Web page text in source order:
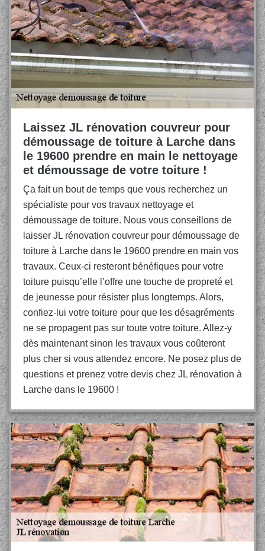
Laissez JL rénovation couvreur pour
démoussage de toiture à Larche dans
le 19600 prendre en main le nettoyage
et démoussage de votre toiture !
Ça fait un bout de temps que vous recherchez un
spécialiste pour vos travaux nettoyage et
démoussage de toiture. Nous vous conseillons de
laisser JL rénovation couvreur pour démoussage de
toiture à Larche dans le 19600 prendre en main vos
travaux. Ceux-ci resteront bénéfiques pour votre
toiture puisqu’elle l’offre une touche de propreté et
de jeunesse pour résister plus longtemps. Alors,
confiez-lui votre toiture pour que les désagréments
ne se propagent pas sur toute votre toiture. Allez-y
dès maintenant sinon les travaux vous coûteront
plus cher si vous attendez encore. Ne posez plus de
questions et prenez votre devis chez JL rénovation à
Larche dans le 19600 !